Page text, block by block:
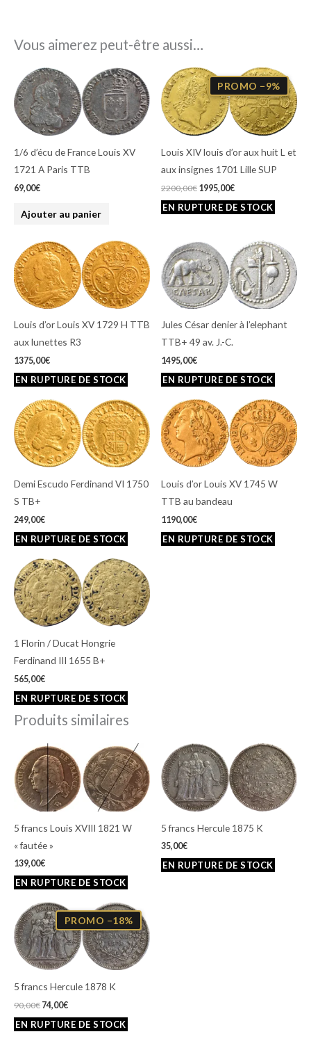
Vous aimerez peut-être aussi…
1/6 d’écu de France Louis XV
1721 A Paris TTB
69,00€
Ajouter au panier
PROMO −9%
Louis XIV louis d’or aux huit L et
aux insignes 1701 Lille SUP
2200,00€
Le
prix
initial
était :
2200,00€.
1995,00€
Le
prix
actuel
est :
1995,00€.
Louis d’or Louis XV 1729 H TTB
aux lunettes R3
1375,00€
Jules César denier à l’elephant
TTB+ 49 av. J.-C.
1495,00€
Demi Escudo Ferdinand VI 1750
S TB+
249,00€
Louis d’or Louis XV 1745 W
TTB au bandeau
1190,00€
1 Florin / Ducat Hongrie
Ferdinand III 1655 B+
565,00€
Produits similaires
5 francs Louis XVIII 1821 W
« fautée »
139,00€
5 francs Hercule 1875 K
35,00€
PROMO −18%
5 francs Hercule 1878 K
90,00€
Le
prix
initial
était :
90,00€.
74,00€
Le
prix
actuel
est :
74,00€.